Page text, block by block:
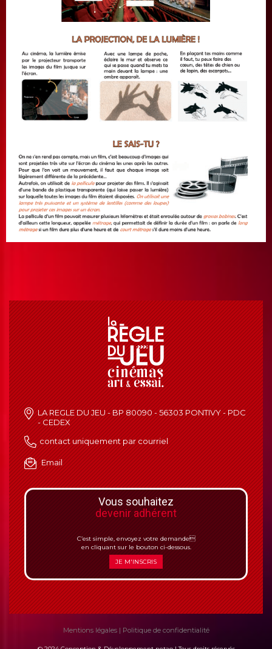
LA REGLE DU JEU - BP 80090 - 56303 PONTIVY - PDC
- CEDEX
contact uniquement par courriel
Email
Vous souhaitez
devenir adhérent
C’est simple, envoyez votre demande
en cliquant sur le bouton ci-dessous.
JE M'INSCRIS
Mentions légales| Politique de confidentialité